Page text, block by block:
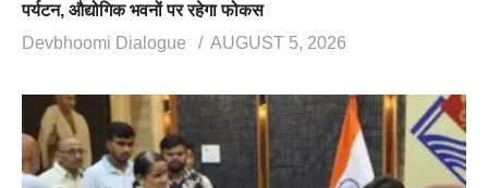
पर्यटन, औद्योगिक भवनों पर रहेगा फोकस
Devbhoomi Dialogue
AUGUST 5, 2026